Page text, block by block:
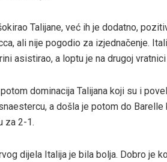
Talijane, već ih je dodatno,
ali nije pogodio za izjednačenje.
asistirao, a loptu je na drugoj
dominacija Talijana koji su i
a došla je potom do
za 2-1.
dijela Italija je bila bolja. Dobro je